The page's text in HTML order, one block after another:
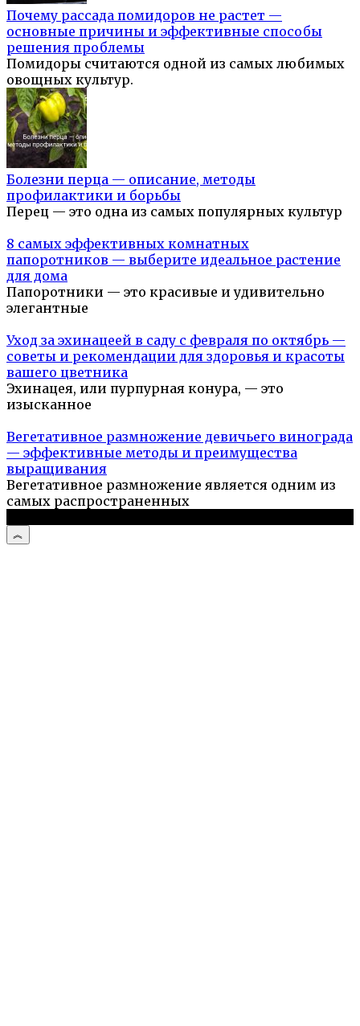
Почему рассада помидоров не растет —
основные причины и эффективные способы
решения проблемы
Помидоры считаются одной из самых любимых
овощных культур.
Болезни перца — описание, методы
профилактики и борьбы
Перец — это одна из самых популярных культур
8 самых эффективных комнатных
папоротников — выберите идеальное растение
для дома
Папоротники — это красивые и удивительно
элегантные
Уход за эхинацеей в саду с февраля по октябрь —
советы и рекомендации для здоровья и красоты
вашего цветника
Эхинацея, или пурпурная конура, — это
изысканное
Вегетативное размножение девичьего винограда
— эффективные методы и преимущества
выращивания
Вегетативное размножение является одним из
самых распространенных